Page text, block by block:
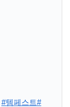
#템페스트#